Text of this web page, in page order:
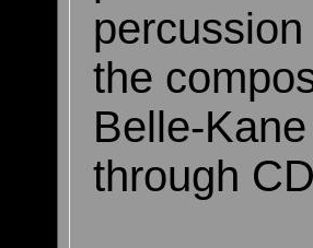
the
Belle-
through